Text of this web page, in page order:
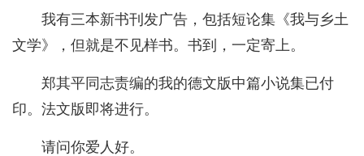
我有三本新书刊发广告，包括短论集《我与乡土
文学》，但就是不见样书。书到，一定寄上。
郑其平同志责编的我的德文版中篇小说集已付
印。法文版即将进行。
请问你爱人好。